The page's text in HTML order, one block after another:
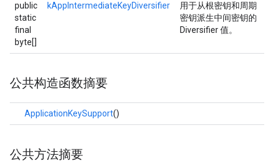
public
static
final
byte[]
kAppIntermediateKeyDiversifier
用于从根密钥和周期
密钥派生中间密钥的
Diversifier 值。
公共构造函数摘要
ApplicationKeySupport()
公共方法摘要